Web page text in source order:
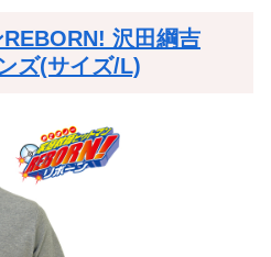
沢田綱吉
ズ(サイズ/L)